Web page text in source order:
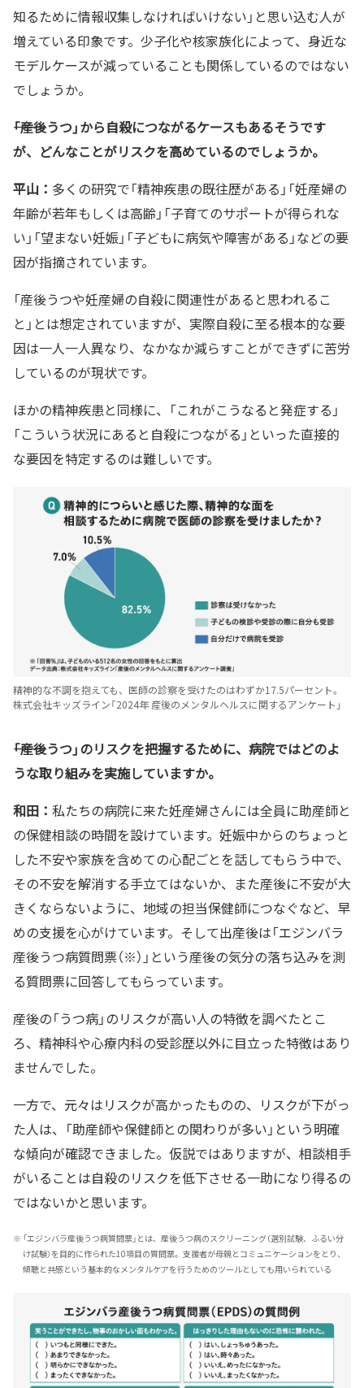
知るために情報収集しなければいけない」と思い込む人が
増えている印象です。少子化や核家族化によって、身近な
モデルケースが減っていることも関係しているのではない
でしょうか。
――「産後うつ」から自殺につながるケースもあるそうです
が、どんなことがリスクを高めているのでしょうか。
平山： 多くの研究で「精神疾患の既往歴がある」「妊産婦の
年齢が若年もしくは高齢」「子育てのサポートが得られな
い」「望まない妊娠」「子どもに病気や障害がある」などの要
因が指摘されています。
「産後うつや妊産婦の自殺に関連性があると思われるこ
と」とは想定されていますが、実際自殺に至る根本的な要
因は一人一人異なり、なかなか減らすことができずに苦労
しているのが現状です。
ほかの精神疾患と同様に、「これがこうなると発症する」
「こういう状況にあると自殺につながる」といった直接的
な要因を特定するのは難しいです。
精神的な不調を抱えても、医師の診察を受けたのはわずか17.5パーセント。
株式会社キッズライン「2024年 産後のメンタルヘルスに関するアンケート」
――「産後うつ」のリスクを把握するために、病院ではどのよ
うな取り組みを実施していますか。
和田： 私たちの病院に来た妊産婦さんには全員に助産師と
の保健相談の時間を設けています。妊娠中からのちょっと
した不安や家族を含めての心配ごとを話してもらう中で、
その不安を解消する手立てはないか、また産後に不安が大
きくならないように、地域の担当保健師につなぐなど、早
めの支援を心がけています。そして出産後は「エジンバラ
産後うつ病質問票（※）」という産後の気分の落ち込みを測
る質問票に回答してもらっています。
産後の「うつ病」のリスクが高い人の特徴を調べたとこ
ろ、精神科や心療内科の受診歴以外に目立った特徴はあり
ませんでした。
一方で、元々はリスクが高かったものの、リスクが下がっ
た人は、「助産師や保健師との関わりが多い」という明確
な傾向が確認できました。仮説ではありますが、相談相手
がいることは自殺のリスクを低下させる一助になり得るの
ではないかと思います。
※ 「エジンバラ産後うつ病質問票」とは、産後うつ病のスクリーニング（選別試験、ふるい分
け試験）を目的に作られた10項目の質問票。支援者が母親とコミュニケーションをとり、
傾聴と共感という基本的なメンタルケアを行うためのツールとしても用いられている